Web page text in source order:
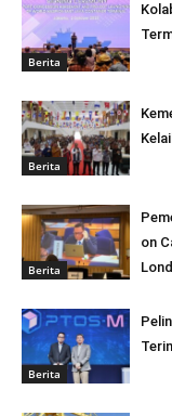
Berita
Berita
Berita
on
Berita